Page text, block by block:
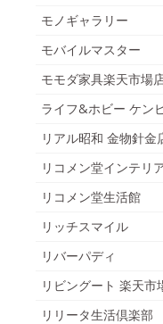
モノギャラリー
モバイルマスター
モモダ家具楽天市場
ライフ&ホビー ケン
リアル昭和 金物針金
リコメン堂インテリ
リコメン堂生活館
リッチスマイル
リバーパディ
リビングート 楽天市
リリータ生活倶楽部